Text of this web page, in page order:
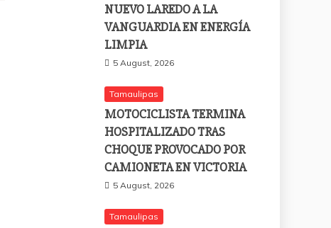
NUEVO LAREDO A LA
VANGUARDIA EN ENERGÍA
LIMPIA
5 August, 2026
Tamaulipas
MOTOCICLISTA TERMINA
HOSPITALIZADO TRAS
CHOQUE PROVOCADO POR
CAMIONETA EN VICTORIA
5 August, 2026
Tamaulipas